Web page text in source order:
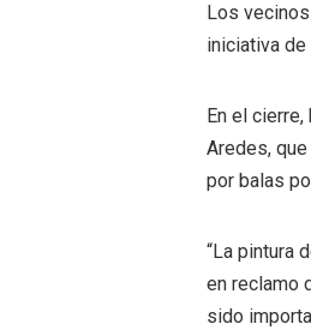
Los
iniciativa de
En el
Aredes,
por balas
“La pintura
en reclamo
sido